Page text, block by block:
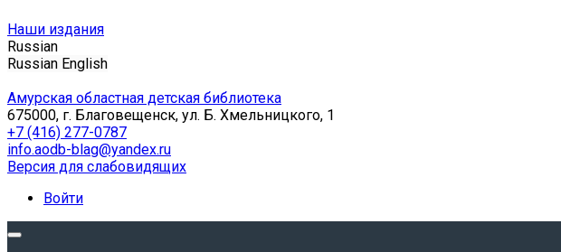
Наши издания
Russian
Russian English
Амурская областная детская библиотека
675000, г. Благовещенск, ул. Б. Хмельницкого, 1
+7 (416) 277-0787
info.aodb-blag@yandex.ru
Версия для слабовидящих
Войти